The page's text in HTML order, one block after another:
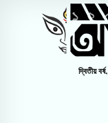
দ্বিতীয়